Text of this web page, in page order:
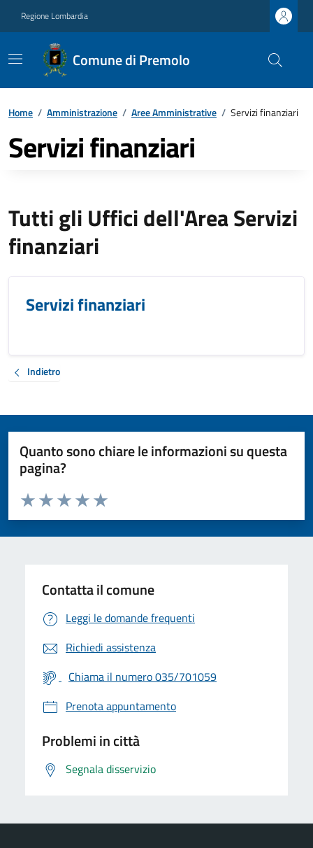
Regione Lombardia
Comune di Premolo
Home / Amministrazione / Aree Amministrative / Servizi finanziari
Servizi finanziari
Tutti gli Uffici dell'Area Servizi
finanziari
Servizi finanziari
Indietro
Quanto sono chiare le informazioni su questa
pagina?
Valuta da 1 a 5 stelle la pagina
Valuta 5 stelle su 5
Valuta 4 stelle su 5
Valuta 3 stelle su 5
Valuta 2 stelle su 5
Valuta 1 stelle su 5
Contatta il comune
Leggi le domande frequenti
Richiedi assistenza
Chiama il numero 035/701059
Prenota appuntamento
Problemi in città
Segnala disservizio